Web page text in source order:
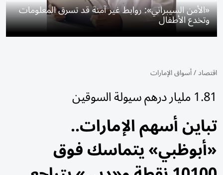
«الأمن السيبراني»: روابط غير آمنة قد تسرق المعلومات
وتخدع الأطفال
اقتصاد/أسواق الإمارات
1.81 مليار درهم سيولة السوقين
تباين أسهم الإمارات..
«أبوظبي» يتماسك فوق